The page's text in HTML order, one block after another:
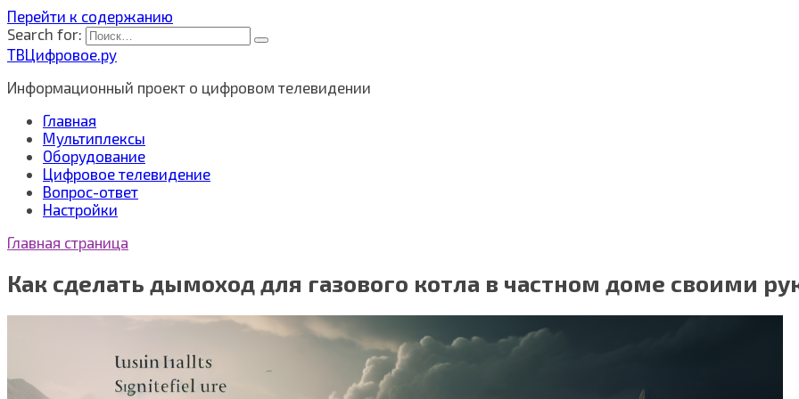
Перейти к содержанию
Search for:
ТВЦифровое.ру
Информационный проект о цифровом телевидении
Главная
Мультиплексы
Оборудование
Цифровое телевидение
Вопрос-ответ
Настройки
Главная страница
Как сделать дымоход для газового котла в частном доме своими